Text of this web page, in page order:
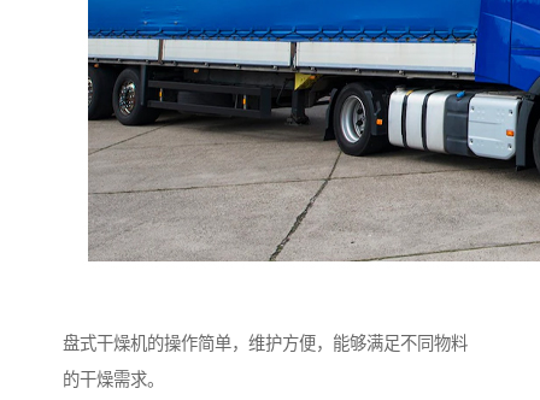
盘式干燥机的操作简单，维护方便，能够满足不同物料
的干燥需求。